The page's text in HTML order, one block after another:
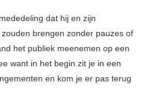
dat hij en zijn
brengen zonder pauzes of
het publiek meenemen op een
want in het begin zit je in een
en kom je er pas terug